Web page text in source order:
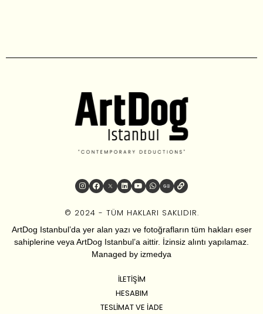
© 2024 - TÜM HAKLARI SAKLIDIR.
ArtDog Istanbul’da yer alan yazı ve fotoğrafların tüm hakları eser
sahiplerine veya ArtDog Istanbul’a aittir. İzinsiz alıntı yapılamaz.
Managed by izmedya
İLETIŞIM
HESABIM
TESLIMAT VE İADE